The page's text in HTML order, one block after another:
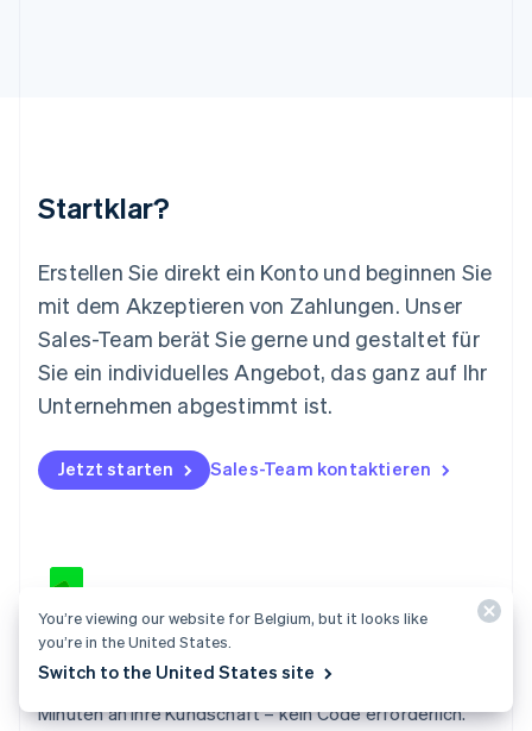
Startklar?
Erstellen Sie direkt ein Konto und beginnen Sie
mit dem Akzeptieren von Zahlungen. Unser
Sales-Team berät Sie gerne und gestaltet für
Sie ein individuelles Angebot, das ganz auf Ihr
Unternehmen abgestimmt ist.
Jetzt starten Sales-Team kontaktieren
Invoicing
Erstellen Sie Rechnungen und senden Sie sie in wenigen
Minuten an Ihre Kundschaft – kein Code erforderlich.
Español English
Niederlande
NederlandsEnglish
English
Österreich
Deutsch
Polen
Portugal
PortuguêsEnglish
Schweden
Svenska
Schweiz
DeutschFrançaisItaliano
English 简体中文
You’re viewing our website for Belgium, but it looks like
you’re in the United States.
Switch to the United States site